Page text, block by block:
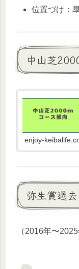
位置づけ：
中山芝
enjoy-
弥生賞過
（2016年〜